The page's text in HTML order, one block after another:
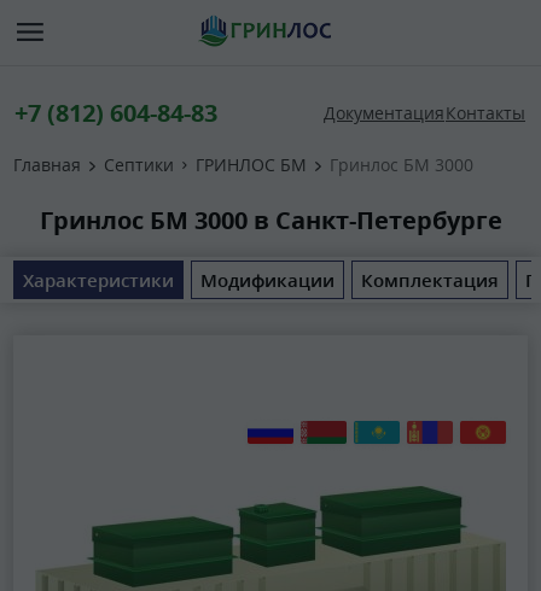
+7 (812) 604-84-83 ДокументацияКонтакты
Главная Септики ГРИНЛОС БМ Гринлос БМ 3000
Гринлос БМ 3000 в Санкт-Петербурге
Характеристики Модификации Комплектация